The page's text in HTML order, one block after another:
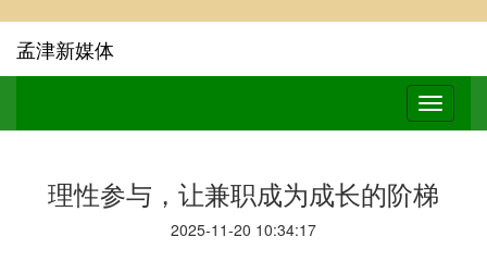
孟津新媒体
理性参与，让兼职成为成长的阶梯
2025-11-20 10:34:17